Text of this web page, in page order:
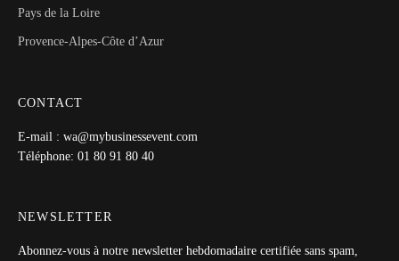
Pays de la Loire
Provence-Alpes-Côte d’Azur
CONTACT
E-mail : wa@mybusinessevent.com
Téléphone: 01 80 91 80 40
NEWSLETTER
Abonnez-vous à notre newsletter hebdomadaire certifiée sans spam,